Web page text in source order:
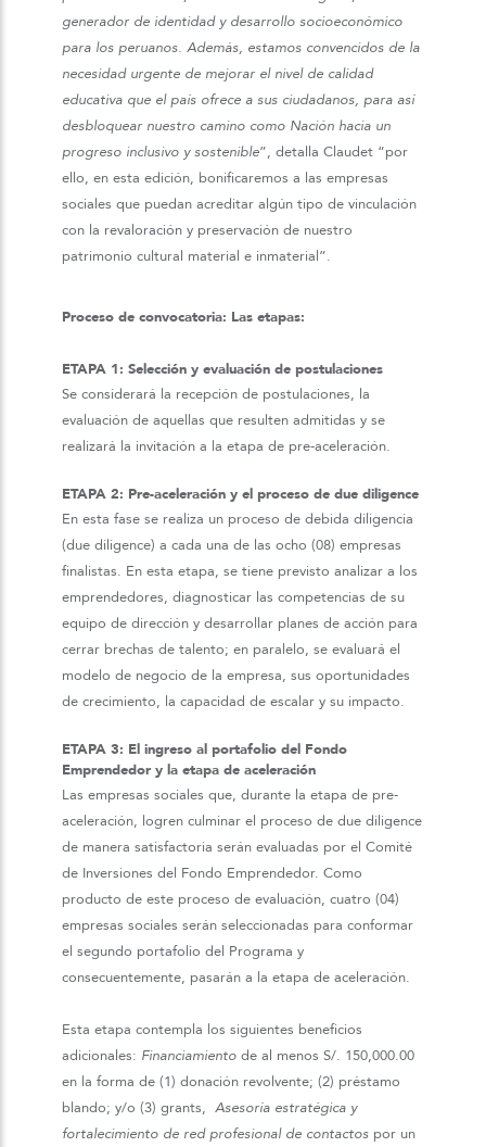
generador de identidad y desarrollo socioeconómico
para los peruanos. Además, estamos convencidos de la
necesidad urgente de mejorar el nivel de calidad
educativa que el país ofrece a sus ciudadanos, para así
desbloquear nuestro camino como Nación hacia un
progreso inclusivo y sostenible”, detalla Claudet “por
ello, en esta edición, bonificaremos a las empresas
sociales que puedan acreditar algún tipo de vinculación
con la revaloración y preservación de nuestro
patrimonio cultural material e inmaterial”.
Proceso de convocatoria: Las etapas:
ETAPA 1: Selección y evaluación de postulaciones
Se considerará la recepción de postulaciones, la
evaluación de aquellas que resulten admitidas y se
realizará la invitación a la etapa de pre-aceleración.
ETAPA 2: Pre-aceleración y el proceso de due diligence
En esta fase se realiza un proceso de debida diligencia
(due diligence) a cada una de las ocho (08) empresas
finalistas. En esta etapa, se tiene previsto analizar a los
emprendedores, diagnosticar las competencias de su
equipo de dirección y desarrollar planes de acción para
cerrar brechas de talento; en paralelo, se evaluará el
modelo de negocio de la empresa, sus oportunidades
de crecimiento, la capacidad de escalar y su impacto.
ETAPA 3: El ingreso al portafolio del Fondo
Emprendedor y la etapa de aceleración
Las empresas sociales que, durante la etapa de pre-
aceleración, logren culminar el proceso de due diligence
de manera satisfactoria serán evaluadas por el Comité
de Inversiones del Fondo Emprendedor. Como
producto de este proceso de evaluación, cuatro (04)
empresas sociales serán seleccionadas para conformar
el segundo portafolio del Programa y
consecuentemente, pasarán a la etapa de aceleración.
Esta etapa contempla los siguientes beneficios
adicionales: Financiamientode al menos S/. 150,000.00
en la forma de (1) donación revolvente; (2) préstamo
blando; y/o (3) grants, Asesoría estratégica y
fortalecimiento de red profesional de contactospor un